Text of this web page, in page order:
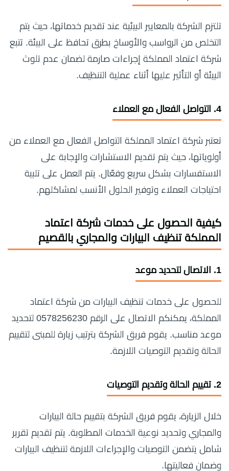
تلتزم الشركة بالمعايير البيئية عند تقديم خدماتها، حيث يتم
التخلص من الرواسب والأوساخ بطرق تحافظ على البيئة. تتبع
شركة اعتماد المملكة إجراءات صارمة لضمان عدم تلوث
البيئة أو التأثير عليها أثناء عملية التنظيف.
4. التواصل الفعال مع العملاء
تعتبر شركة اعتماد المملكة التواصل الفعال مع العملاء من
أولوياتها، حيث يتم تقديم الاستشارات والإجابة على
الاستفسارات بشكل سريع وفعّال. يتم العمل على تلبية
احتياجات العملاء وتوفير الحلول الأنسب لمشاكلهم.
كيفية الحصول على خدمات شركة اعتماد
المملكة تنظيف البيارات والمجاري بالقصيم
1. الاتصال لتحديد موعد
للحصول على خدمات تنظيف البيارات من شركة اعتماد
المملكة، يمكنكم الاتصال على الرقم 0578256230 لتحديد
موعد مناسب. يقوم فريق الشركة بترتيب زيارة للمبنى لتقييم
الحالة وتقديم التوصيات اللازمة.
2. تقييم الحالة وتقديم التوصيات
خلال الزيارة، يقوم فريق الشركة بتقييم حالة البيارات
والمجاري وتحديد نوعية الخدمات المطلوبة. يتم تقديم تقرير
شامل يتضمن التوصيات والإجراءات اللازمة لتنظيف البيارات
وضمان فعاليتها.